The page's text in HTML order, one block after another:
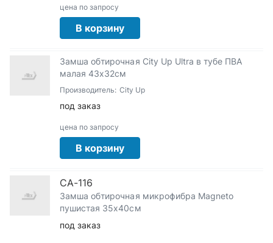
цена по запросу
В корзину
Замша обтирочная City Up Ultra в тубе ПВА
малая 43х32см
Производитель: City Up
под заказ
цена по запросу
В корзину
CA-116
Замша обтирочная микрофибра Magneto
пушистая 35х40см
под заказ